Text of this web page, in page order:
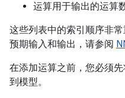
运算用于输出的运算
这些列表中的索引顺序非
预期输入和输出，请参阅
在添加运算之前，您必须
到模型。